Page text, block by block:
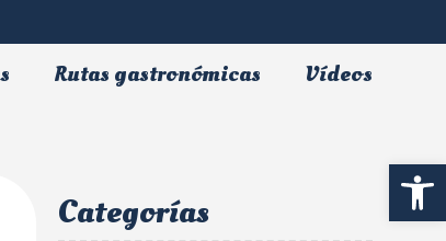
Abrir
Rutas gastronómicas Vídeos
Categorías